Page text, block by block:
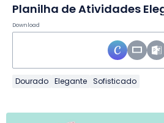
Download
Dourado Elegante Sofisticado